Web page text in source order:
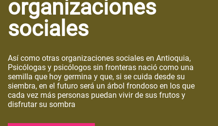
organizaciones
sociales
Así como otras organizaciones sociales en Antioquia,
Psicólogas y psicólogos sin fronteras nació como una
semilla que hoy germina y que, si se cuida desde su
siembra, en el futuro será un árbol frondoso en los que
cada vez más personas puedan vivir de sus frutos y
disfrutar su sombra